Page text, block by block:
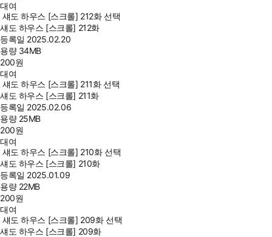
대여
섀도 하우스 [스크롤] 212화 선택
섀도 하우스 [스크롤] 212화
등록일 2025.02.20
용량 34MB
200원
대여
섀도 하우스 [스크롤] 211화 선택
섀도 하우스 [스크롤] 211화
등록일 2025.02.06
용량 25MB
200원
대여
섀도 하우스 [스크롤] 210화 선택
섀도 하우스 [스크롤] 210화
등록일 2025.01.09
용량 22MB
200원
대여
섀도 하우스 [스크롤] 209화 선택
섀도 하우스 [스크롤] 209화